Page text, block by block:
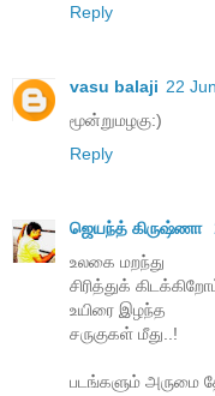
Reply
vasu balaji 22
மூன்றுமழகு:)
Reply
ஜெயந்த் கிருஷ்ணா
உலகை மறந்து
சிரித்துக்
உயிரை இழந்த
சருகுகள் மீது..!
படங்களும் அருமை